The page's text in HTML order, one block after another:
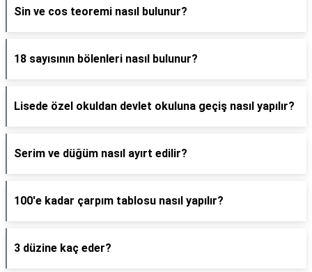
Sin ve cos teoremi nasıl bulunur?
18 sayısının bölenleri nasıl bulunur?
Lisede özel okuldan devlet okuluna geçiş nasıl yapılır?
Serim ve düğüm nasıl ayırt edilir?
100'e kadar çarpım tablosu nasıl yapılır?
3 düzine kaç eder?